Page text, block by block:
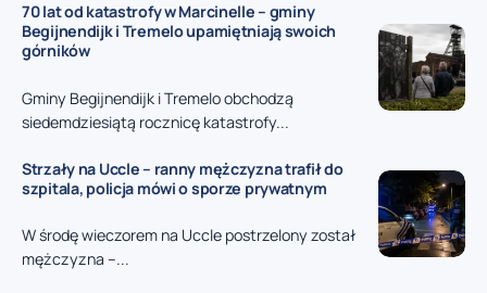
70 lat od katastrofy w Marcinelle – gminy
Begijnendijk i Tremelo upamiętniają swoich
górników
Gminy Begijnendijk i Tremelo obchodzą
siedemdziesiątą rocznicę katastrofy...
Strzały na Uccle – ranny mężczyzna trafił do
szpitala, policja mówi o sporze prywatnym
W środę wieczorem na Uccle postrzelony został
mężczyzna –...